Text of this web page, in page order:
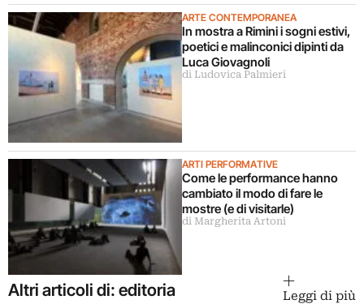
ARTE CONTEMPORANEA
In mostra a Rimini i sogni estivi,
poetici e malinconici dipinti da
Luca Giovagnoli
di Ludovica Palmieri
ARTI PERFORMATIVE
Come le performance hanno
cambiato il modo di fare le
mostre (e di visitarle)
di Margherita Artoni
Altri articoli di: editoria Leggi di più